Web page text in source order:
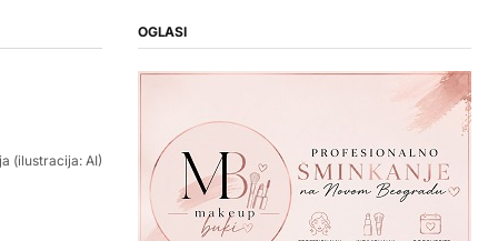
(ilustracija: AI)
OGLASI